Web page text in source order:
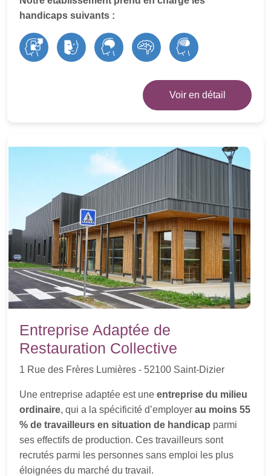
handicaps suivants :
Voir en détail
Entreprise Adaptée de
Restauration Collective
1 Rue des Frères Lumières - 52100 Saint-Dizier
Une entreprise adaptée est une entreprise du milieu
ordinaire, qui a la spécificité d’employer au moins 55
% de travailleurs en situation de handicap parmi
ses effectifs de production. Ces travailleurs sont
recrutés parmi les personnes sans emploi les plus
éloignées du marché du travail.